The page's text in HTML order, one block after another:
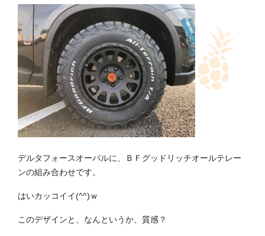
デルタフォースオーバルに、ＢＦグッドリッチオールテレー
ンの組み合わせです。
はいカッコイイ(^^)ｗ
このデザインと、なんというか、質感？